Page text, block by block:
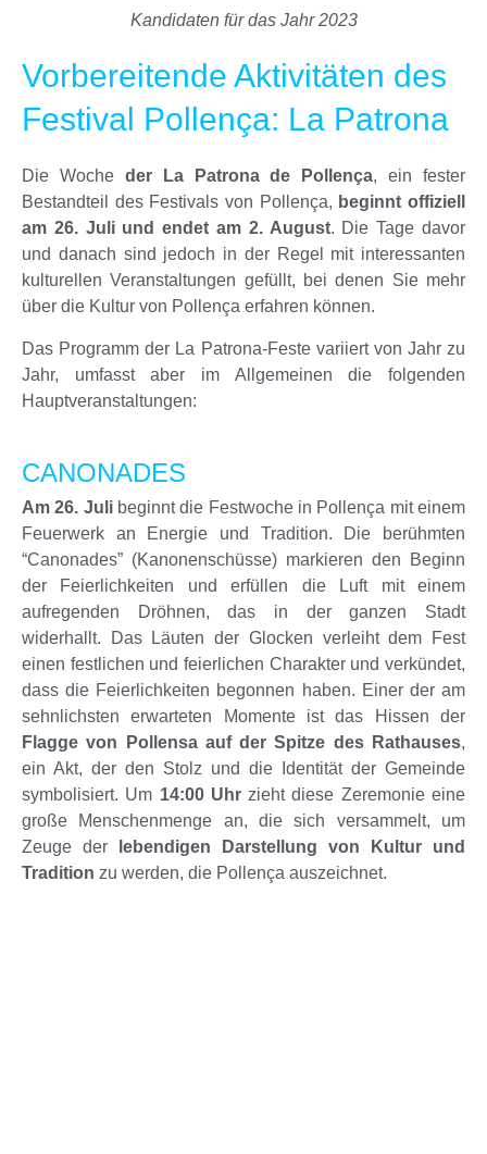
Kandidaten für das Jahr 2023
Vorbereitende Aktivitäten des
Festival Pollença: La Patrona
Die Woche der La Patrona de Pollença, ein fester
Bestandteil des Festivals von Pollença, beginnt offiziell
am 26. Juli und endet am 2. August. Die Tage davor
und danach sind jedoch in der Regel mit interessanten
kulturellen Veranstaltungen gefüllt, bei denen Sie mehr
über die Kultur von Pollença erfahren können.
Das Programm der La Patrona-Feste variiert von Jahr zu
Jahr, umfasst aber im Allgemeinen die folgenden
Hauptveranstaltungen:
CANONADES
Am 26. Julibeginnt die Festwoche in Pollença mit einem
Feuerwerk an Energie und Tradition. Die berühmten
“Canonades” (Kanonenschüsse) markieren den Beginn
der Feierlichkeiten und erfüllen die Luft mit einem
aufregenden Dröhnen, das in der ganzen Stadt
widerhallt. Das Läuten der Glocken verleiht dem Fest
einen festlichen und feierlichen Charakter und verkündet,
dass die Feierlichkeiten begonnen haben. Einer der am
sehnlichsten erwarteten Momente ist das Hissen der
Flagge von Pollensa auf der Spitze des Rathauses,
ein Akt, der den Stolz und die Identität der Gemeinde
symbolisiert. Um 14:00 Uhrzieht diese Zeremonie eine
große Menschenmenge an, die sich versammelt, um
Zeuge der
lebendigen Darstellung von Kultur und
Tradition zu werden, die Pollença auszeichnet.